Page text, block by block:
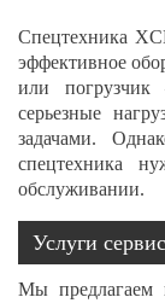
Спецтехника
эффективное
или погрузчик
серьезные
задачами.
спецтехника
обслуживании.
Услуги
Мы предлагаем